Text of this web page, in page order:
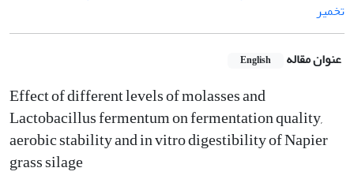
تخمیر
عنوان مقاله English
Effect of different levels of molasses and
Lactobacillus fermentum on fermentation quality,
aerobic stability and in vitro digestibility of Napier
grass silage